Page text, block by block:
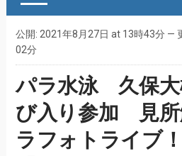
公開: 2021年8月27日 at 13時43分 —
02分
パラ水泳 久保大
び入り参加 見
ラフォトライブ